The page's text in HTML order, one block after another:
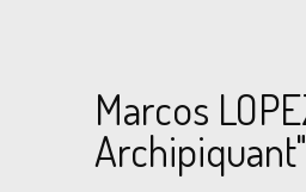
Marcos
Archipiquant"